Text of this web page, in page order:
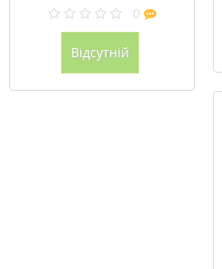
0
Відсутній